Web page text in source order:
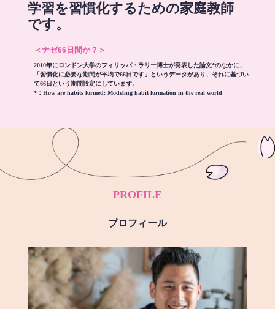
学習を習慣化するための家庭教師
です。
＜ナゼ66日間か？＞
2010年にロンドン大学のフィリッパ・ラリー博士が発表した論文*のなかに、
「習慣化に必要な期間が平均で66日です」というデータがあり、それに基づい
て66日という期間設定にしています。
*： How are habits formed: Modeling habit formation in the real world
PROFILE
プロフィール